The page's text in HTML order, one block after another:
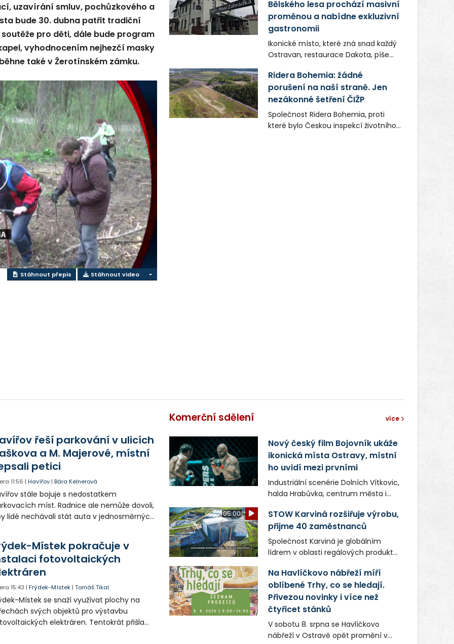
uzavírání smluv, pochůzkového a
bude 30. dubna patřit tradiční
pro děti, dále bude program
vyhodnocením nejhezčí masky
také v Žerotínském zámku.
Stáhnout přepis Stáhnout video
Bělského lesa prochází masivní
proměnou a nabídne exkluzivní
gastronomii
Ikonické místo, které zná snad každý
Ostravan, restaurace Dakota, píše
společnost Dang Investment Group
s.r.o. investuje do projektu přes 50
milionů korun. Cílem je přinést
Ostravě dva špičkové gastronomické
koncepty, které v regionu dosud
chyběly, luxusní středomořskou
Ridera Bohemia: žádné
porušení na naší straně. Jen
nezákonné šetření ČIŽP
Společnost Ridera Bohemia, proti
které bylo Českou inspekcí životního
řeší parkování v ulicích
a M. Majerové, místní
petici
11:56 |Havířov |Bára Kelnerová
stále bojuje s nedostatkem
míst. Radnice ale nemůže dovoli,
lidé nechávali stát auta v jednosměrných
někteří obyvatelé rozhodli sepsat petici.
Místek pokračuje v
fotovoltaických
15:43 |Frýdek-Místek |Tomáš Tikal
Místek se snaží využívat plochy na
svých objektů pro výstavbu
elektráren. Tentokrát přišla
Komerční sdělení více
Nový český film Bojovník ukáže
ikonická místa Ostravy, místní
ho uvidí mezi prvními
Industriální scenérie Dolních Vítkovic,
halda Hrabůvka, centrum města i
v novém filmu Bojovník, který vstoupí
do kin už 13. srpna. Režiséři Vojtěch
Frič a Tomáš Dianiška si
moravskoslezskou metropoli
nevybrali náhodou – její syrová
atmosféra se stala přirozenou
součástí příběhu bývalého
boxerského šampiona Hoffa (Milan
Ondrík), jenž se po letech vrací do
světa vrcholových zápasů, tentokrát
v MMA.
05:00
STOW Karviná rozšiřuje výrobu,
přijme 40 zaměstnanců
Společnost Karviná je globálním
lídrem v oblasti regálových produktů
zaměstnavatelem na Karvinsku a
firmou s obrovským potenciálem.
Na Havlíčkovo nábřeží míří
oblíbené Trhy, co se hledají.
Přivezou novinky i více než
čtyřicet stánků
V sobotu 8. srpna se Havlíčkovo
nábřeží v Ostravě opět promění v